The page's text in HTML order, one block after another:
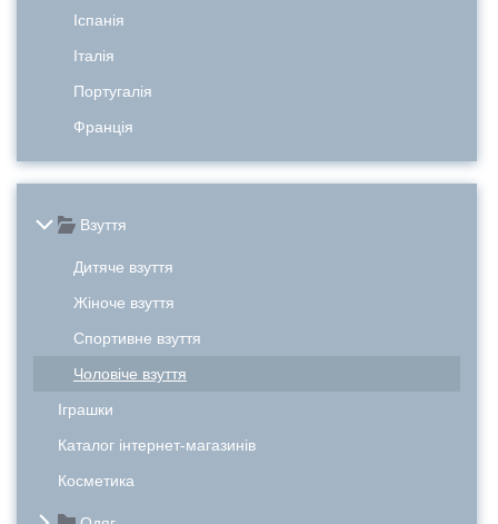
Іспанія
Італія
Португалія
Франція
Взуття
Дитяче взуття
Жіноче взуття
Спортивне взуття
Чоловіче взуття
Іграшки
Каталог інтернет-магазинів
Косметика